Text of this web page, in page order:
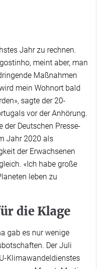
Jahr zu rechnen.
meint aber, man
Maßnahmen
mein Wohnort bald
sagte der 20-
vor der Anhörung.
Deutschen Presse-
Jahr 2020 als
der Erwachsenen
«Ich habe große
leben zu
die Klage
gab es nur wenige
Der Juli
Klimawandeldienstes